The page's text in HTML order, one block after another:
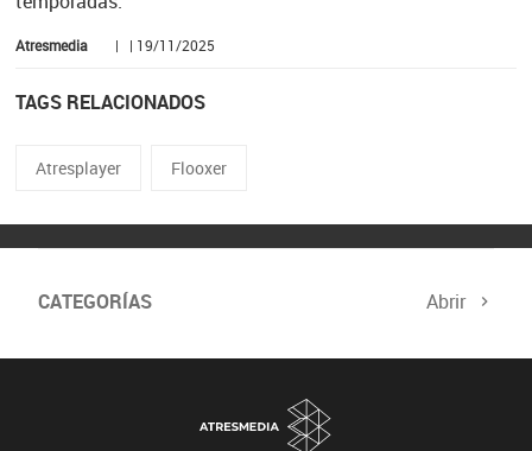
Atresmedia | | 19/11/2025
TAGS RELACIONADOS
Atresplayer Flooxer
CATEGORÍAS Abrir